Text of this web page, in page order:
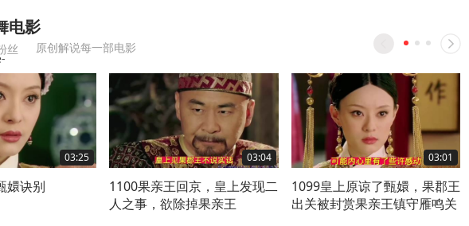
电影
丝 原创解说每一部电影
03:25
嬛诀别
03:04
1100果亲王回京，皇上发现二
人之事，欲除掉果亲王
03:01
1099皇上原谅了甄嬛，果郡王
出关被封赏果亲王镇守雁鸣关